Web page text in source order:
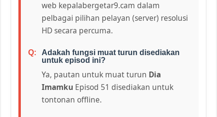
web kepalabergetar9.cam dalam
pelbagai pilihan pelayan (server) resolusi
HD secara percuma.
Adakah fungsi muat turun disediakan
untuk episod ini?
Ya, pautan untuk muat turun Dia
Imamku Episod 51 disediakan untuk
tontonan offline.